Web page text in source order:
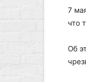
7
что
Об